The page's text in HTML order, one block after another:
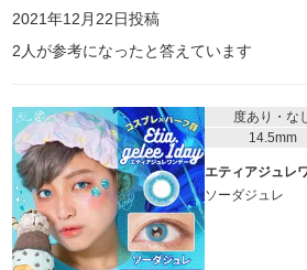
し、可愛く撮れたので満足です。青いウィ
私でも発色のいい青眼が浮かなかったで
みただけなので、メイク(特に眉毛は)キャ
チに派手なの付けたい人とかコスプレ用
2021年12月22日投稿
2 人が参考になったと答えています
度あり・な
14.5mm
エティアジュレ
ソーダジュレ